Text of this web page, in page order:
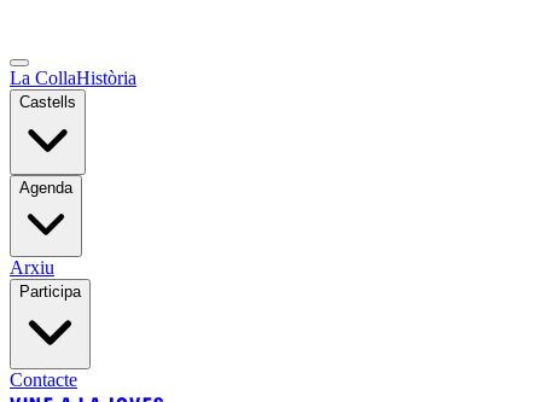
La CollaHistòria
Castells
Agenda
Arxiu
Participa
Contacte